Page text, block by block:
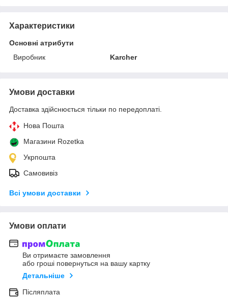
Характеристики
Основні атрибути
Виробник
Karcher
Умови доставки
Доставка здійснюється тільки по передоплаті.
Нова Пошта
Магазини Rozetka
Укрпошта
Самовивіз
Всі умови доставки
Умови оплати
Ви отримаєте замовлення
або гроші повернуться на вашу картку
Детальніше
Післяплата